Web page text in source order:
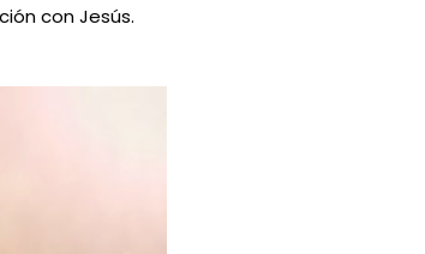
con Jesús.